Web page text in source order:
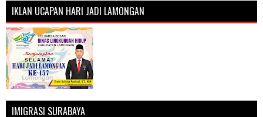
IKLAN UCAPAN HARI JADI LAMONGAN
IMIGRASI SURABAYA